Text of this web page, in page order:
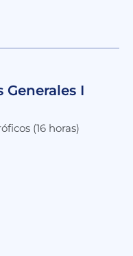
I
(16 horas)